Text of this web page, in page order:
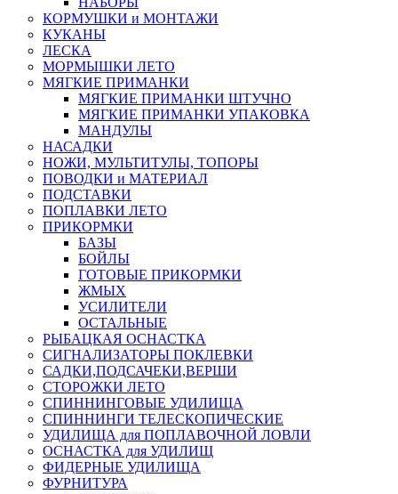
КОРМУШКИ и МОНТАЖИ
КУКАНЫ
ЛЕСКА
МОРМЫШКИ ЛЕТО
МЯГКИЕ ПРИМАНКИ
МЯГКИЕ ПРИМАНКИ ШТУЧНО
МЯГКИЕ ПРИМАНКИ УПАКОВКА
МАНДУЛЫ
НАСАДКИ
НОЖИ, МУЛЬТИТУЛЫ, ТОПОРЫ
ПОВОДКИ и МАТЕРИАЛ
ПОДСТАВКИ
ПОПЛАВКИ ЛЕТО
ПРИКОРМКИ
БАЗЫ
БОЙЛЫ
ГОТОВЫЕ ПРИКОРМКИ
ЖМЫХ
УСИЛИТЕЛИ
ОСТАЛЬНЫЕ
РЫБАЦКАЯ ОСНАСТКА
СИГНАЛИЗАТОРЫ ПОКЛЕВКИ
САДКИ,ПОДСАЧЕКИ,ВЕРШИ
СТОРОЖКИ ЛЕТО
СПИННИНГОВЫЕ УДИЛИЩА
СПИННИНГИ ТЕЛЕСКОПИЧЕСКИЕ
УДИЛИЩА для ПОПЛАВОЧНОЙ ЛОВЛИ
ОСНАСТКА для УДИЛИЩ
ФИДЕРНЫЕ УДИЛИЩА
ФУРНИТУРА